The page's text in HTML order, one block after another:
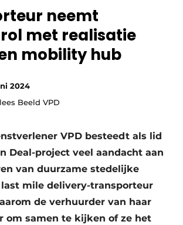
neemt
met realisatie
mobility hub
2024
Beeld VPD
VPD besteedt als lid
Deal-project veel aandacht aan
van duurzame stedelijke
mile delivery-transporteur
de verhuurder van haar
om samen te kijken of ze het